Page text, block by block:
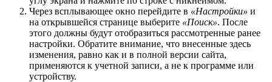
Через всплывающее окно перейдите в «Настройки» и
на открывшейся странице выберите «Поиск». После
этого должны будут отобразиться рассмотренные ранее
настройки. Обратите внимание, что внесенные здесь
изменения, равно как и в полной версии сайта,
применяются к учетной записи, а не к программе или
устройству.